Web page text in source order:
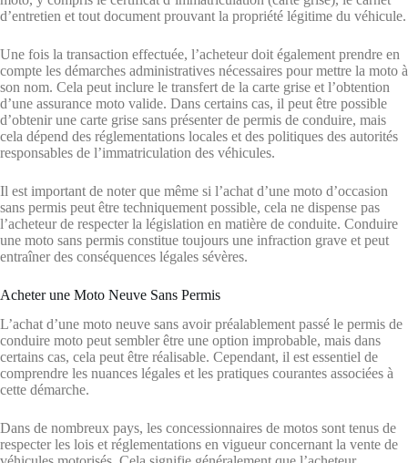
d’entretien et tout document prouvant la propriété légitime du véhicule.
Une fois la transaction effectuée, l’acheteur doit également prendre en
compte les démarches administratives nécessaires pour mettre la moto à
son nom. Cela peut inclure le transfert de la carte grise et l’obtention
d’une assurance moto valide. Dans certains cas, il peut être possible
d’obtenir une carte grise sans présenter de permis de conduire, mais
cela dépend des réglementations locales et des politiques des autorités
responsables de l’immatriculation des véhicules.
Il est important de noter que même si l’achat d’une moto d’occasion
sans permis peut être techniquement possible, cela ne dispense pas
l’acheteur de respecter la législation en matière de conduite. Conduire
une moto sans permis constitue toujours une infraction grave et peut
entraîner des conséquences légales sévères.
Acheter une Moto Neuve Sans Permis
L’achat d’une moto neuve sans avoir préalablement passé le permis de
conduire moto peut sembler être une option improbable, mais dans
certains cas, cela peut être réalisable. Cependant, il est essentiel de
comprendre les nuances légales et les pratiques courantes associées à
cette démarche.
Dans de nombreux pays, les concessionnaires de motos sont tenus de
respecter les lois et réglementations en vigueur concernant la vente de